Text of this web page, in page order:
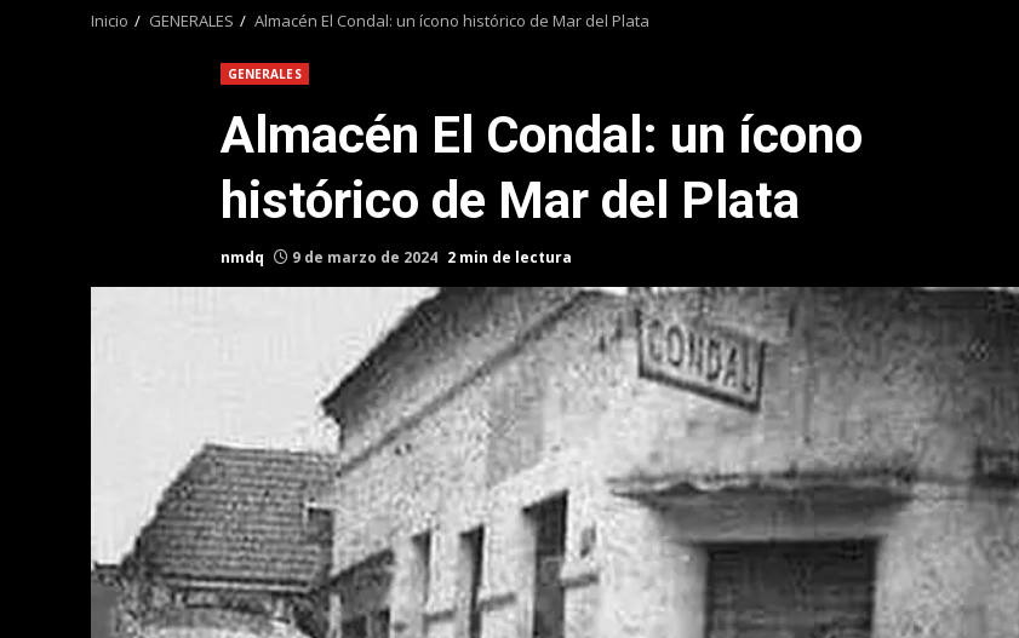
Inicio GENERALES Almacén El Condal: un ícono histórico de Mar del Plata
GENERALES
Almacén El Condal: un ícono
histórico de Mar del Plata
nmdq 9 de marzo de 2024 2 min de lectura